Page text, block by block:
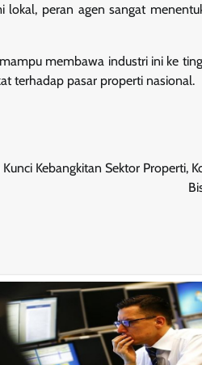
lokal, peran agen sangat
membawa industri ini ke
terhadap pasar properti nasional.
Kebangkitan Sektor Properti,